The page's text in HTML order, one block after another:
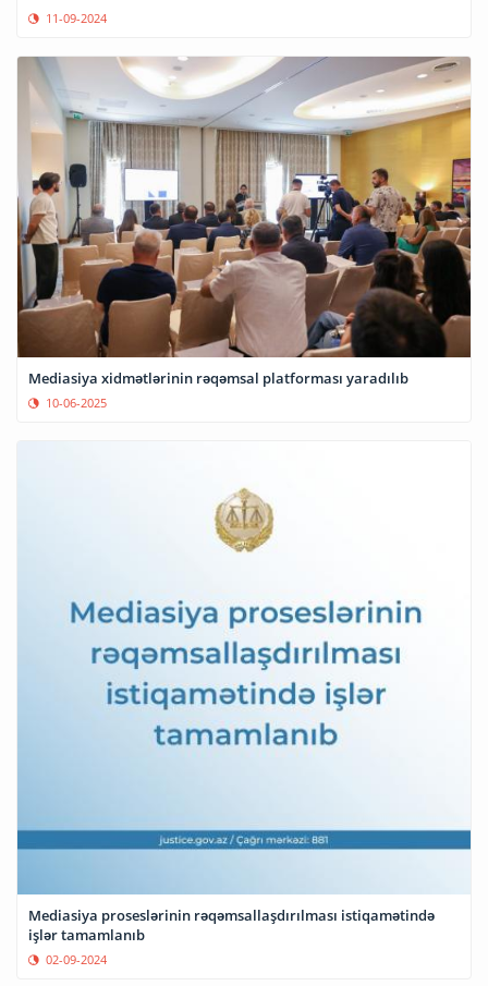
11-09-2024
Mediasiya xidmətlərinin rəqəmsal platforması yaradılıb
10-06-2025
Mediasiya proseslərinin rəqəmsallaşdırılması istiqamətində
işlər tamamlanıb
02-09-2024